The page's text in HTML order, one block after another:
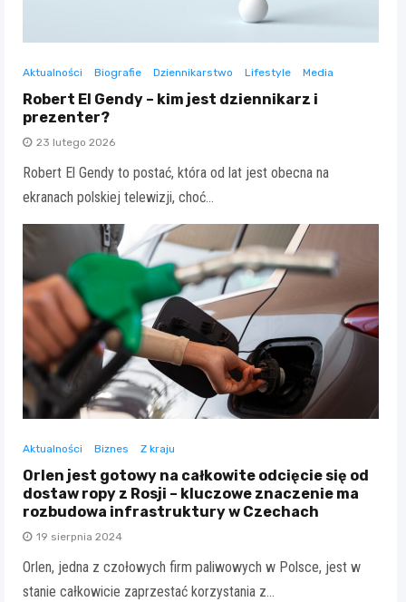
Aktualności Biografie Dziennikarstwo Lifestyle Media
Robert El Gendy – kim jest dziennikarz i
prezenter?
23 lutego 2026
Robert El Gendy to postać, która od lat jest obecna na
ekranach polskiej telewizji, choć…
Aktualności Biznes Z kraju
Orlen jest gotowy na całkowite odcięcie się od
dostaw ropy z Rosji – kluczowe znaczenie ma
rozbudowa infrastruktury w Czechach
19 sierpnia 2024
Orlen, jedna z czołowych firm paliwowych w Polsce, jest w
stanie całkowicie zaprzestać korzystania z…